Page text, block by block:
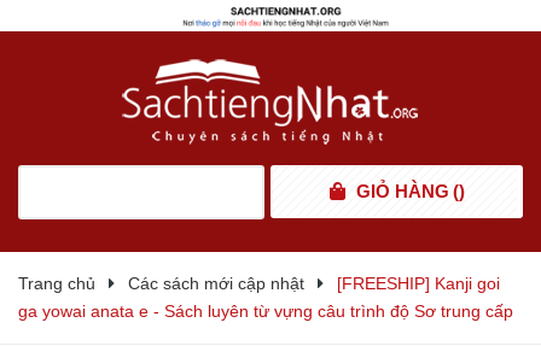
GIỎ HÀNG ()
Trang chủ Các sách mới cập nhật
[FREESHIP] Kanji goi
ga yowai anata e - Sách luyên từ vựng câu trình độ Sơ trung cấp